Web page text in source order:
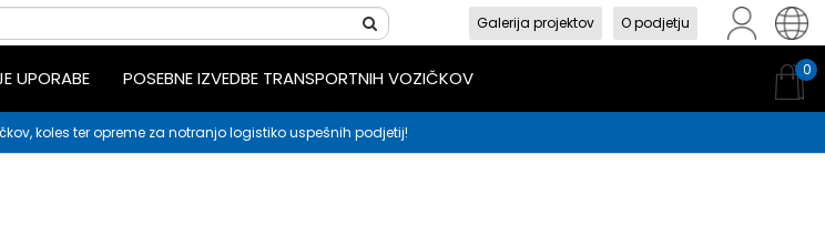
en
Galerija projektov O podjetju
UPORABE POSEBNE IZVEDBE TRANSPORTNIH VOZIČKOV 0
koles ter opreme za notranjo logistiko uspešnih podjetij!